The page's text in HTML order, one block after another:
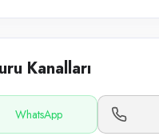
Kanalları
WhatsApp